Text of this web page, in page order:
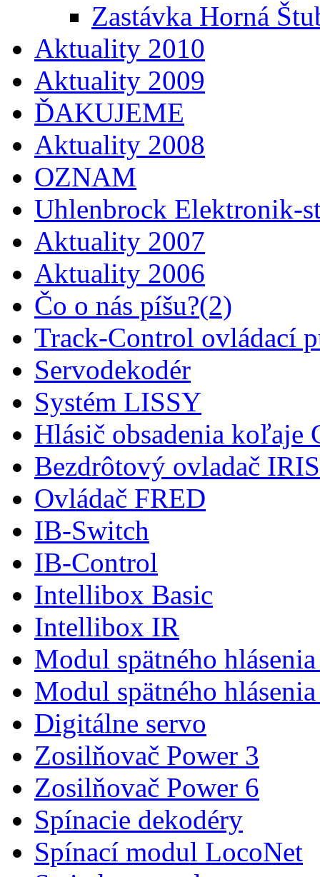
Zastávka Horná
Aktuality 2010
Aktuality 2009
ĎAKUJEME
Aktuality 2008
OZNAM
Uhlenbrock Elektronik-
Aktuality 2007
Aktuality 2006
Čo o nás píšu?(2)
Track-Control ovládací
Servodekodér
Systém LISSY
Hlásič obsadenia koľaje
Bezdrôtový ovladač IRIS
Ovládač FRED
IB-Switch
IB-Control
Intellibox Basic
Intellibox IR
Modul spätného
Modul spätného
Digitálne servo
Zosilňovač Power 3
Zosilňovač Power 6
Spínacie dekodéry
Spínací modul LocoNet